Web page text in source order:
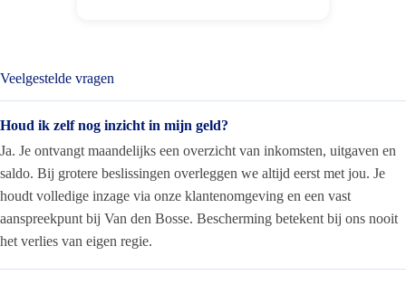
Veelgestelde vragen
Houd ik zelf nog inzicht in mijn geld?
Ja. Je ontvangt maandelijks een overzicht van inkomsten, uitgaven en
saldo. Bij grotere beslissingen overleggen we altijd eerst met jou. Je
houdt volledige inzage via onze klantenomgeving en een vast
aanspreekpunt bij Van den Bosse. Bescherming betekent bij ons nooit
het verlies van eigen regie.